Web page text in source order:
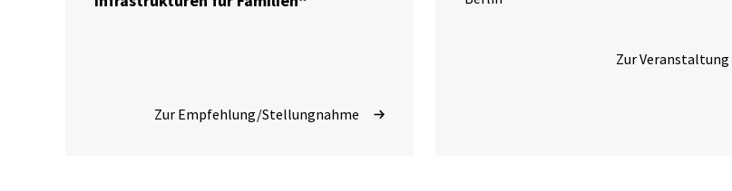
Zur Empfehlung/Stellungnahme
Zur Veranstaltung